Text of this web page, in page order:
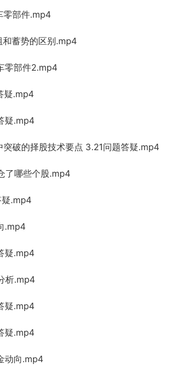
部件.mp4
和蓄势的区别.mp4
部件2.mp4
疑.mp4
疑.mp4
突破的择股技术要点 3.21问题答疑.mp4
了哪些个股.mp4
疑.mp4
.mp4
疑.mp4
析.mp4
疑.mp4
疑.mp4
动向.mp4